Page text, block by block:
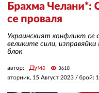
Брахма Челани*:
се проваля
Украинският конфликт
великите сили,
блок
вторник, 15 Август 2023 / брой:
автор: Дума visibility 3618